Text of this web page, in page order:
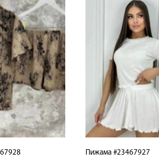
Пижама #23467927